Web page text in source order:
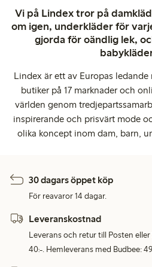
Vi på Lindex tror på
om igen, underkläder för
gjorda för oändlig lek,
Lindex är ett av Europas
butiker på 17 marknader och
världen genom
inspirerande och prisvärt mode
olika koncept inom dam, barn,
30 dagars öppet köp
För reavaror 14 dagar.
Leveranskostnad
Leverans och retur till Posten
40:-. Hemleverans med Budbee: